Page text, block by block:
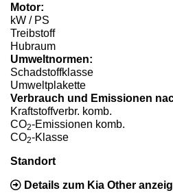
Motor:
kW / PS
Treibstoff
Hubraum
Umweltnormen:
Schadstoffklasse
Umweltplakette
Verbrauch und Emissionen
Kraftstoffverbr. komb.
CO2-Emissionen komb.
CO2-Klasse
Standort
Details zum Kia Other